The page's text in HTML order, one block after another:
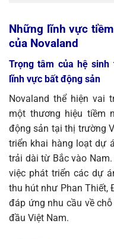
Những lĩnh vực
của Novaland
Trọng tâm của hệ sinh
lĩnh vực bất động sản
Novaland thể hiện vai
một thương hiệu tiềm
động sản tại thị trường
triển khai hàng loạt dự
trải dài từ Bắc vào Nam.
việc phát triển các dự
thu hút như Phan Thiết,
đáp ứng nhu cầu về
đầu Việt Nam.